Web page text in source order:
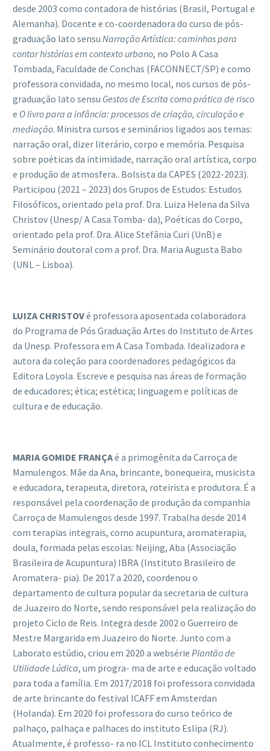
desde 2003 como contadora de histórias (Brasil, Portugal e
Alemanha). Docente e co-coordenadora do curso de pós-
graduação lato sensu Narração Artística: caminhos para
contar histórias em contexto urbano, no Polo A Casa
Tombada, Faculdade de Conchas (FACONNECT/SP) e como
professora convidada, no mesmo local, nos cursos de pós-
graduação lato sensu Gestos de Escrita como prática de risco
e O livro para a infância: processos de criação, circulação e
mediação. Ministra cursos e seminários ligados aos temas:
narração oral, dizer literário, corpo e memória. Pesquisa
sobre poéticas da intimidade, narração oral artística, corpo
e produção de atmosfera.. Bolsista da CAPES (2022-2023).
Participou (2021 – 2023) dos Grupos de Estudos: Estudos
Filosóficos, orientado pela prof. Dra. Luiza Helena da Silva
Christov (Unesp/ A Casa Tomba- da), Poéticas do Corpo,
orientado pela prof. Dra. Alice Stefânia Curi (UnB) e
Seminário doutoral com a prof. Dra. Maria Augusta Babo
(UNL – Lisboa).
LUIZA CHRISTOVé professora aposentada colaboradora
do Programa de Pós Graduação Artes do Instituto de Artes
da Unesp. Professora em A Casa Tombada. Idealizadora e
autora da coleção para coordenadores pedagógicos da
Editora Loyola. Escreve e pesquisa nas áreas de formação
de educadores; ética; estética; linguagem e políticas de
cultura e de educação.
MARIA GOMIDE FRANÇAé a primogênita da Carroça de
Mamulengos. Mãe da Ana, brincante, bonequeira, musicista
e educadora, terapeuta, diretora, roteirista e produtora. É a
responsável pela coordenação de produção da companhia
Carroça de Mamulengos desde 1997. Trabalha desde 2014
com terapias integrais, como acupuntura, aromaterapia,
doula, formada pelas escolas: Neijing, Aba (Associação
Brasileira de Acupuntura) IBRA (Instituto Brasileiro de
Aromatera- pia). De 2017 a 2020, coordenou o
departamento de cultura popular da secretaria de cultura
de Juazeiro do Norte, sendo responsável pela realização do
projeto Ciclo de Reis. Integra desde 2002 o Guerreiro de
Mestre Margarida em Juazeiro do Norte. Junto com a
Laborato estúdio, criou em 2020 a websérie Plantão de
Utilidade Lúdica, um progra- ma de arte e educação voltado
para toda a família. Em 2017/2018 foi professora convidada
de arte brincante do festival ICAFF em Amsterdan
(Holanda). Em 2020 foi professora do curso teórico de
palhaço, palhaça e palhaces do instituto Eslipa (RJ).
Atualmente, é professo- ra no ICL Instituto conhecimento